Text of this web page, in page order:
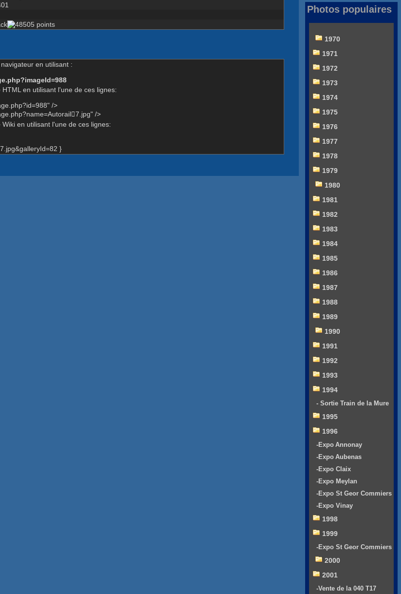
en utilisant :
en utilisant l'une de ces lignes:
/>
/>
en utilisant l'une de ces lignes:
}
Photos populaires
1970
1971
1972
1973
1974
1975
1976
1977
1978
1979
1980
1981
1982
1983
1984
1985
1986
1987
1988
1989
1990
1991
1992
1993
1994
- Sortie Train de la Mure
1995
1996
-Expo Annonay
-Expo Aubenas
-Expo Claix
-Expo Meylan
-Expo St Geor Commiers
-Expo Vinay
1998
1999
-Expo St Geor Commiers
2000
2001
-Vente de la 040 T17